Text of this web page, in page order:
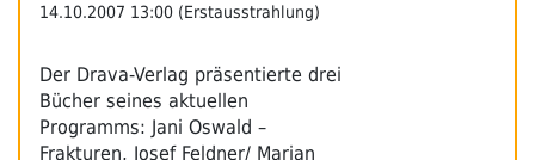
14.10.2007 13:00 (Erstausstrahlung)
Der Drava-Verlag präsentierte drei
Bücher seines aktuellen
Programms: Jani Oswald –
Frakturen, Josef Feldner/ Marjan